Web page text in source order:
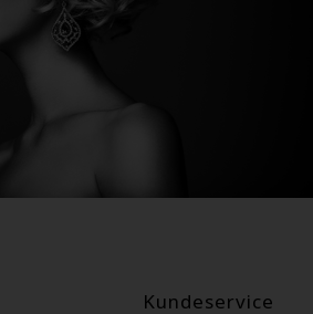
Kundeservice